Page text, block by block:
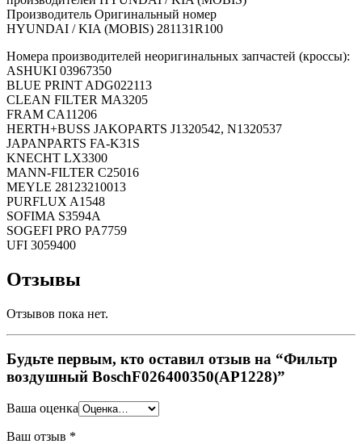
Производитель Оригинальный номер
HYUNDAI / KIA (MOBIS) 281131R100
Номера производителей неоригинальных запчастей (кроссы):
ASHUKI 03967350
BLUE PRINT ADG022113
CLEAN FILTER MA3205
FRAM CA11206
HERTH+BUSS JAKOPARTS J1320542, N1320537
JAPANPARTS FA-K31S
KNECHT LX3300
MANN-FILTER C25016
MEYLE 28123210013
PURFLUX A1548
SOFIMA S3594A
SOGEFI PRO PA7759
UFI 3059400
Отзывы
Отзывов пока нет.
Будьте первым, кто оставил отзыв на “Фильтр
воздушный BoschF026400350(AP1228)”
Ваша оценка
Ваш отзыв *